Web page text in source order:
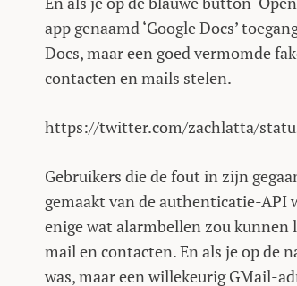
app genaamd ‘Google Docs’
Docs, maar een goed vermomde
contacten en mails stelen.
https://twitter.com/zachlatta/
Gebruikers die de fout in zijn
gemaakt van de authenticatie-API
enige wat alarmbellen zou kunnen
mail en contacten. En als je op de
was, maar een willekeurig GMail-